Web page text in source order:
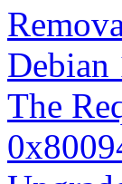
Debian
The